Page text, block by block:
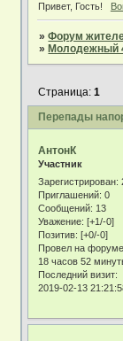
Привет, Гость!
»Форум
» Молодежный
Перепады
Страница:1
АнтонК
Участник
Зарегистрирован:
Приглашений: 0
Сообщений: 13
Уважение: [+1/-0]
Позитив: [+0/-0]
Провел на
18 часов 52
Последний визит:
2019-02-13